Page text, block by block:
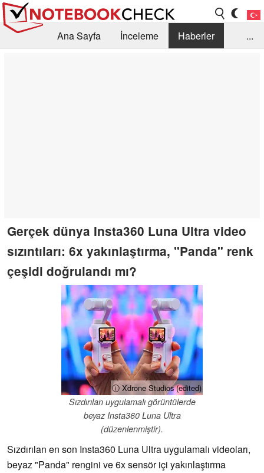
Ana Sayfa İnceleme
Haberler
...
Gerçek dünya Insta360 Luna Ultra video
sızıntıları: 6x yakınlaştırma, "Panda" renk
çeşidi doğrulandı mı?
ⓘ Xdrone Studios (edited)
Sızdırılan uygulamalı görüntülerde
beyaz Insta360 Luna Ultra
(düzenlenmiştir).
Sızdırılan en son Insta360 Luna Ultra uygulamalı videoları,
beyaz "Panda" rengini ve 6x sensör içi yakınlaştırma